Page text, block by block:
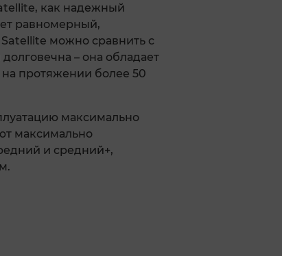
как надежный
равномерный,
можно сравнить с
– она обладает
протяжении более 50
максимально
максимально
и средний+,